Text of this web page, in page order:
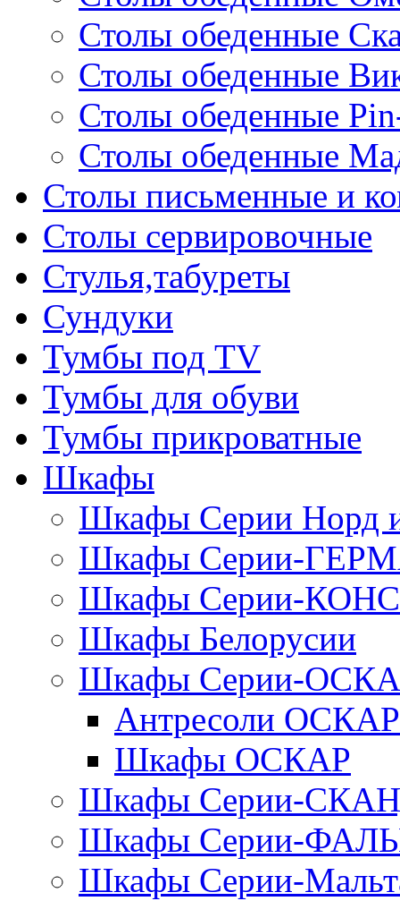
Столы обеденные
Столы обеденные
Столы обеденные
Столы обеденные
Столы письменные и
Столы сервировочные
Стулья,табуреты
Сундуки
Тумбы под TV
Тумбы для обуви
Тумбы прикроватные
Шкафы
Шкафы Серии
Шкафы Серии-
Шкафы Серии-
Шкафы Белорусии
Шкафы Серии-
Антресоли ОСКАР
Шкафы ОСКАР
Шкафы Серии-
Шкафы Серии-
Шкафы Серии-